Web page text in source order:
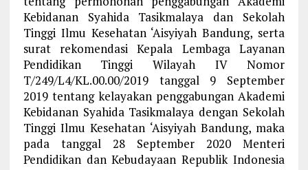
Kebidanan Syahida Tasikmalaya dan Sekolah
Tinggi Ilmu Kesehatan ‘Aisyiyah Bandung, serta
surat rekomendasi Kepala Lembaga Layanan
Pendidikan Tinggi Wilayah IV Nomor
T/249/L4/KL.00.00/2019 tanggal 9 September
2019 tentang kelayakan penggabungan Akademi
Kebidanan Syahida Tasikmalaya dengan Sekolah
Tinggi Ilmu Kesehatan ‘Aisyiyah Bandung, maka
pada tanggal 28 September 2020 Menteri
Pendidikan dan Kebudayaan Republik Indonesia